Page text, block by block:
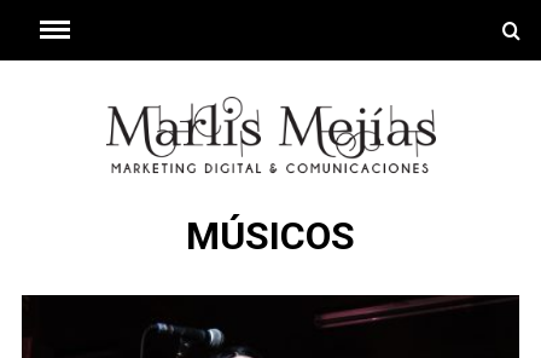
MÚSICOS